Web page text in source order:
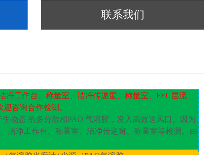
联系我们
净工作台、称量室、洁净传递窗、称量室、FFU层流
咨询合作检测。
生物态 的多分散相PAO 气溶胶，发入高效送风口。因为
洁净工作台、称量室、洁净传递窗、称量室等检测。由